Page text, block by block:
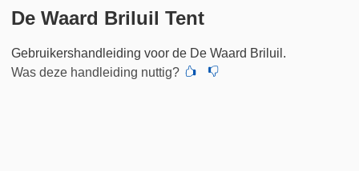
De Waard Briluil Tent
Gebruikershandleiding voor de De Waard Briluil.
Was deze handleiding nuttig?